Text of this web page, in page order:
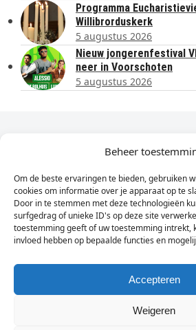
Beheer
Om de beste ervaringen te bieden, gebruiken
cookies om informatie over je apparaat op te
Door in te stemmen met deze technologieën
surfgedrag of unieke ID's op deze site
toestemming geeft of uw toestemming intrekt,
invloed hebben op bepaalde functies en
Accepteren
Weigeren
Programma
Willibrorduskerk
5 augustus 2026
Nieuw jongerenfestival
neer in Voorschoten
5 augustus 2026
Dagelijks het laatste
Vul
hier
je
e-
mailadres
in
Sign Up